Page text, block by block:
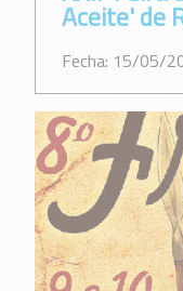
Aceite' de
Fecha: 15/05/